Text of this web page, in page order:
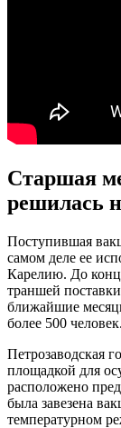
Старшая
решилась
Поступившая
самом деле ее
Карелию. До
траншей
ближайшие
более 500 человек.
Петрозаводская
площадкой для
расположено
была завезена
температурном